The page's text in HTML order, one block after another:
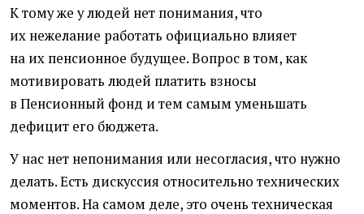
К тому же у людей нет понимания, что
их нежелание работать официально влияет
на их пенсионное будущее. Вопрос в том, как
мотивировать людей платить взносы
в Пенсионный фонд и тем самым уменьшать
дефицит его бюджета.
У нас нет непонимания или несогласия, что нужно
делать. Есть дискуссия относительно технических
моментов. На самом деле, это очень техническая